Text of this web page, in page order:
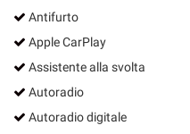
Antifurto
Apple CarPlay
Assistente alla svolta
Autoradio
Autoradio digitale